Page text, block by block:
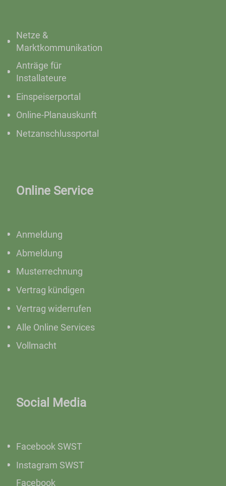
Netze &
Marktkommunikation
Anträge für
Installateure
Einspeiserportal
Online-Planauskunft
Netzanschlussportal
Online Service
Anmeldung
Abmeldung
Musterrechnung
Vertrag kündigen
Vertrag widerrufen
Alle Online Services
Vollmacht
Social Media
Facebook SWST
Instagram SWST
Facebook